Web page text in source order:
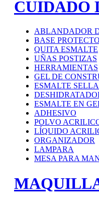
CUIDADO
ABLANDADOR
BASE
QUITA ESMALTE
UÑAS POSTIZAS
HERRAMIENTAS
GEL DE
ESMALTE
ESMALTE EN
ADHESIVO
POLVO
LÍQUIDO
ORGANIZADOR
LAMPARA
MESA PARA